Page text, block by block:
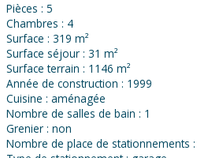
Pièces : 5
Chambres : 4
Surface : 319 m²
Surface séjour : 31 m²
Surface terrain : 1146 m²
Année de construction : 1999
Cuisine : aménagée
Nombre de salles de bain : 1
Grenier : non
Nombre de place de stationnements :